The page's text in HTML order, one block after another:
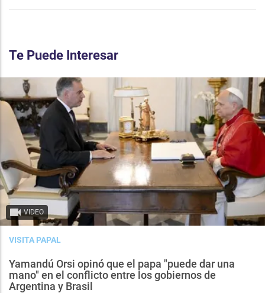
Te Puede Interesar
VIDEO
VISITA PAPAL
Yamandú Orsi opinó que el papa "puede dar una
mano" en el conflicto entre los gobiernos de
Argentina y Brasil